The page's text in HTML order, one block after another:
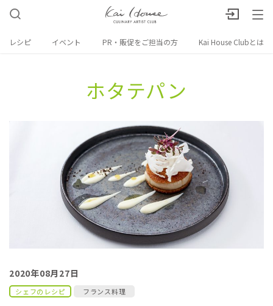
レシピ イベント PR・販促をご担当の方 Kai House Clubとは
ホタテパン
2020年08月27日
シェフのレシピ フランス料理